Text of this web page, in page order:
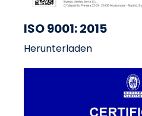
ISO 9001: 2015
Herunterladen